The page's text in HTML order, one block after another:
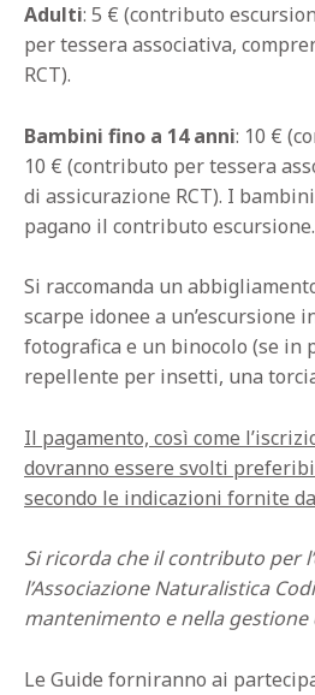
Adulti: 5 € (contributo
per tessera associativa,
RCT).
Bambini fino a 14 anni: 10 €
10 € (contributo per tessera
di assicurazione RCT). I
pagano il contributo escursione.
Si raccomanda un
scarpe idonee a un’escursione
fotografica e un binocolo (se in
repellente per insetti, una
Il pagamento, così come
dovranno essere svolti
secondo le indicazioni fornite
Si ricorda che il contributo per
l’Associazione Naturalistica
mantenimento e nella gestione
Le Guide forniranno ai